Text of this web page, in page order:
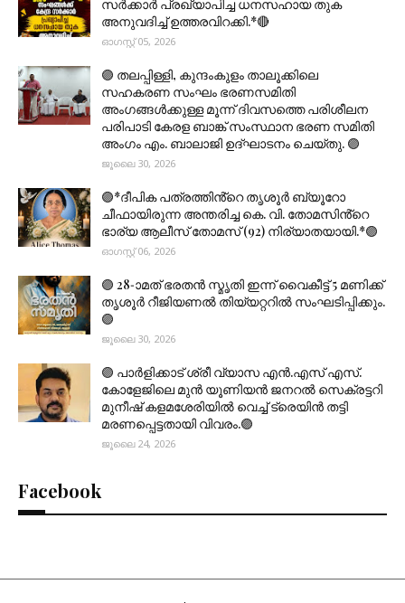
സര്‍ക്കാര്‍ പ്രഖ്യാപിച്ച ധനസഹായ തുക
അനുവദിച്ച് ഉത്തരവിറക്കി.*🔴
ഓഗസ്റ്റ് 05, 2026
🟣 തലപ്പിള്ളി, കുന്ദംകുളം താലൂക്കിലെ
സഹകരണ സംഘം ഭരണസമിതി
അംഗങ്ങൾക്കുള്ള മൂന്ന് ദിവസത്തെ പരിശീലന
പരിപാടി കേരള ബാങ്ക് സംസ്ഥാന ഭരണ സമിതി
അംഗം എം. ബാലാജി ഉദ്ഘാടനം ചെയ്തു. 🟣
ജൂലൈ 30, 2026
🟣*ദീപിക പത്രത്തിൻ്റെ തൃശൂർ ബ്യൂറോ
ചീഫായിരുന്ന അന്തരിച്ച കെ. വി. തോമസിൻ്റെ
ഭാര്യ ആലീസ് തോമസ് (92) നിര്യാതയായി.*🟣
ഓഗസ്റ്റ് 06, 2026
🟣 28-ാമത് ഭരതൻ സ്മൃതി ഇന്ന് വൈകീട്ട് 5 മണിക്ക്
തൃശൂർ റീജിയണൽ തിയ്യറ്ററിൽ സംഘടിപ്പിക്കും.
🟣
ജൂലൈ 30, 2026
🟣 പാർളിക്കാട് ശ്രീ വ്യാസ എൻ.എസ് എസ്.
കോളേജിലെ മുൻ യൂണിയൻ ജനറൽ സെക്രട്ടറി
മുനീഷ് കളമശേരിയിൽ വെച്ച് ട്രെയിൻ തട്ടി
മരണപ്പെട്ടതായി വിവരം.🟣
ജൂലൈ 24, 2026
Facebook